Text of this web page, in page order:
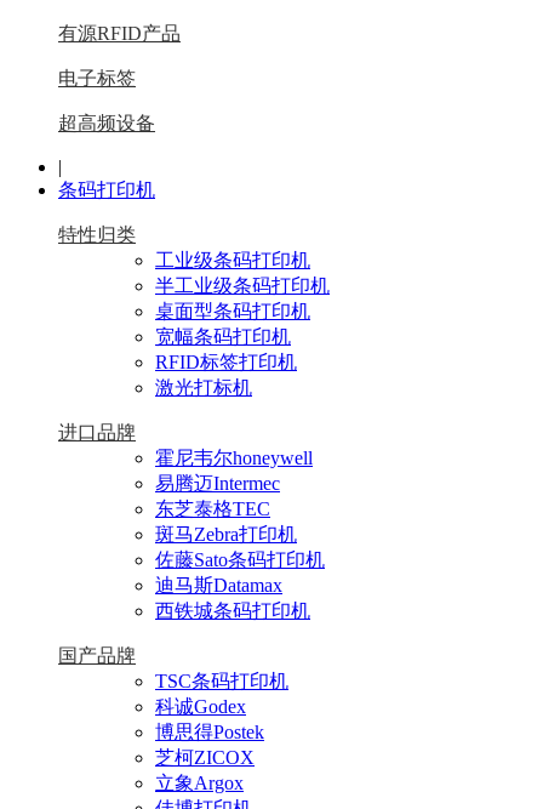
有源RFID产品
电子标签
超高频设备
|
条码打印机
特性归类
工业级条码打印机
半工业级条码打印机
桌面型条码打印机
宽幅条码打印机
RFID标签打印机
激光打标机
进口品牌
霍尼韦尔honeywell
易腾迈Intermec
东芝泰格TEC
斑马Zebra打印机
佐藤Sato条码打印机
迪马斯Datamax
西铁城条码打印机
国产品牌
TSC条码打印机
科诚Godex
博思得Postek
芝柯ZICOX
立象Argox